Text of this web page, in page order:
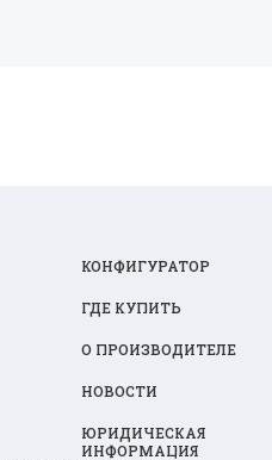
КОНФИГУРАТОР
ГДЕ КУПИТЬ
О ПРОИЗВОДИТЕЛЕ
НОВОСТИ
ЮРИДИЧЕСКАЯ
ИНФОРМАЦИЯ